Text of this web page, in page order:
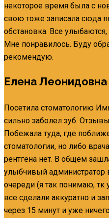
некоторое время была с
свою тоже записала сюда
обстановка. Все
Мне понравилось. Буду
рекомендую.
Елена Леонидовна
Посетила стоматологию
сильно заболел зуб.
Побежала туда, где
стоматологии, но либо
рентгена нет. В общем
улыбчивый администратор
очереди (я так понимаю, тк
все сделали аккуратно и
через 15 минут и уже